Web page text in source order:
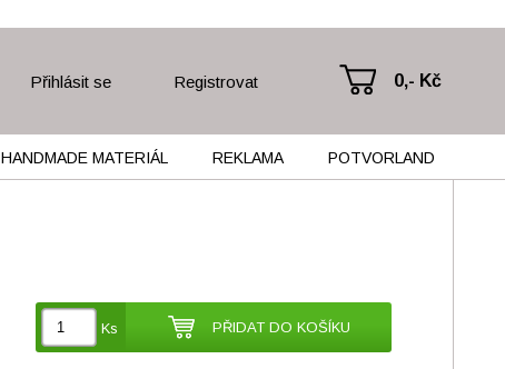
Přihlásit se Registrovat 0,- Kč
HANDMADE MATERIÁL REKLAMA POTVORLAND
Ks PŘIDAT DO KOŠÍKU